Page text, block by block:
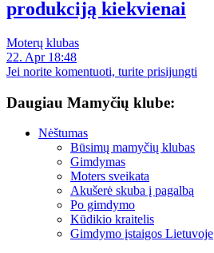
produkciją kiekvienai
Moterų klubas
22. Apr 18:48
Jei norite komentuoti, turite prisijungti
Daugiau Mamyčių klube:
Nėštumas
Būsimų mamyčių klubas
Gimdymas
Moters sveikata
Akušerė skuba į pagalbą
Po gimdymo
Kūdikio kraitelis
Gimdymo įstaigos Lietuvoje